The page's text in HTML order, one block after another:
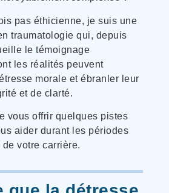
pas éthicienne, je suis une
traumatologie qui, depuis
le témoignage
les réalités peuvent
morale et ébranler leur
et de clarté.
vous offrir quelques pistes
aider durant les périodes
votre carrière.